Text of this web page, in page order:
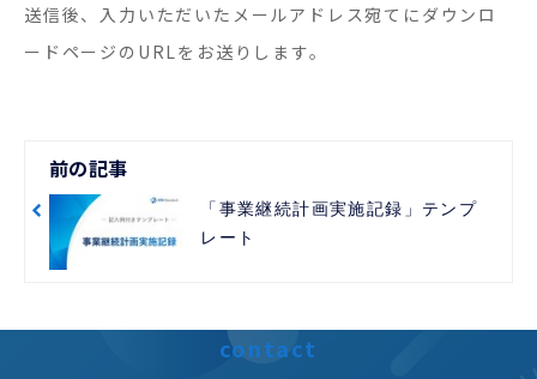
送信後、入力いただいたメールアドレス宛てにダウンロ
ードページのURLをお送りします。
前の記事
「事業継続計画実施記録」テンプ
レート
contact